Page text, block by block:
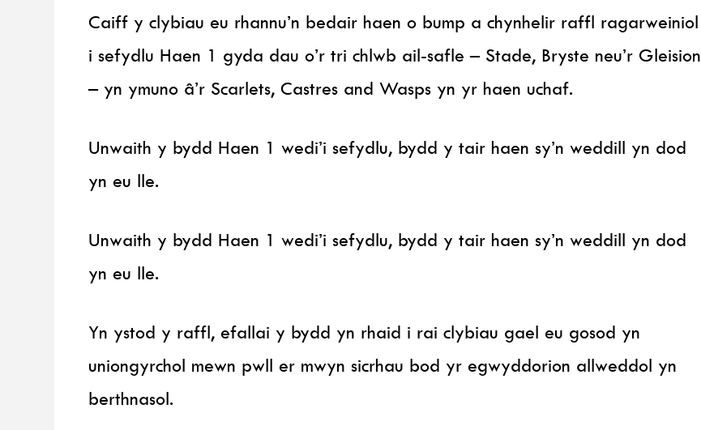
Caiff y clybiau eu rhannu’n bedair haen o bump a chynhelir raffl ragarweiniol
i sefydlu Haen 1 gyda dau o’r tri chlwb ail-safle – Stade, Bryste neu’r Gleision
– yn ymuno â’r Scarlets, Castres and Wasps yn yr haen uchaf.
Unwaith y bydd Haen 1 wedi’i sefydlu, bydd y tair haen sy’n weddill yn dod
yn eu lle.
Unwaith y bydd Haen 1 wedi’i sefydlu, bydd y tair haen sy’n weddill yn dod
yn eu lle.
Yn ystod y raffl, efallai y bydd yn rhaid i rai clybiau gael eu gosod yn
uniongyrchol mewn pwll er mwyn sicrhau bod yr egwyddorion allweddol yn
berthnasol.